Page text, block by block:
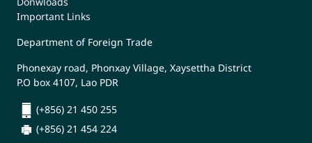
Important Links
Department of Foreign Trade
Phonexay road, Phonxay Village, Xaysettha District
P.O box 4107, Lao PDR
(+856) 21 450 255
(+856) 21 454 224